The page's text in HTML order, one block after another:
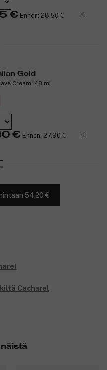
€ Ennen: 28,50 €
Gold
Cream 148 ml
€ Ennen: 27,90 €
54,20 €
Cacharel